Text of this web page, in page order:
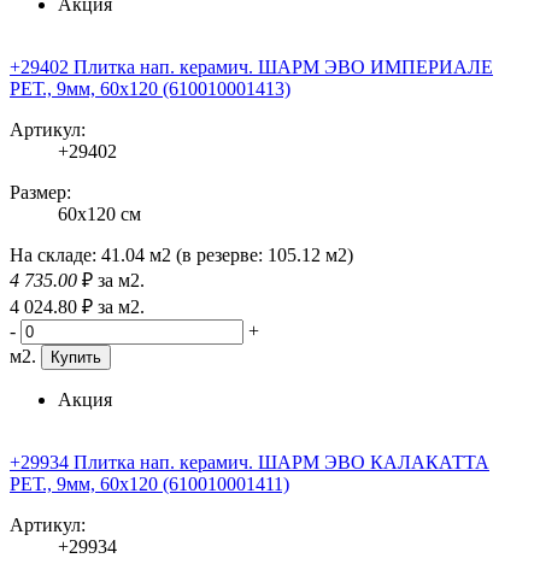
+29402 Плитка нап. керамич. ШАРМ ЭВО ИМПЕРИАЛЕ
РЕТ., 9мм, 60x120 (610010001413)
Артикул:
+29402
Размер:
60x120 см
На складе: 41.04 м2 (в резерве: 105.12 м2)
4 735.00 ₽ за м2.
4 024.80 ₽ за м2.
-
+
м2.
Купить
Акция
+29934 Плитка нап. керамич. ШАРМ ЭВО КАЛАКАТТА
РЕТ., 9мм, 60x120 (610010001411)
Артикул:
+29934